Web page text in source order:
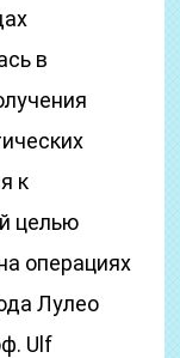
в
к
целью
операциях
Лулео
Ulf